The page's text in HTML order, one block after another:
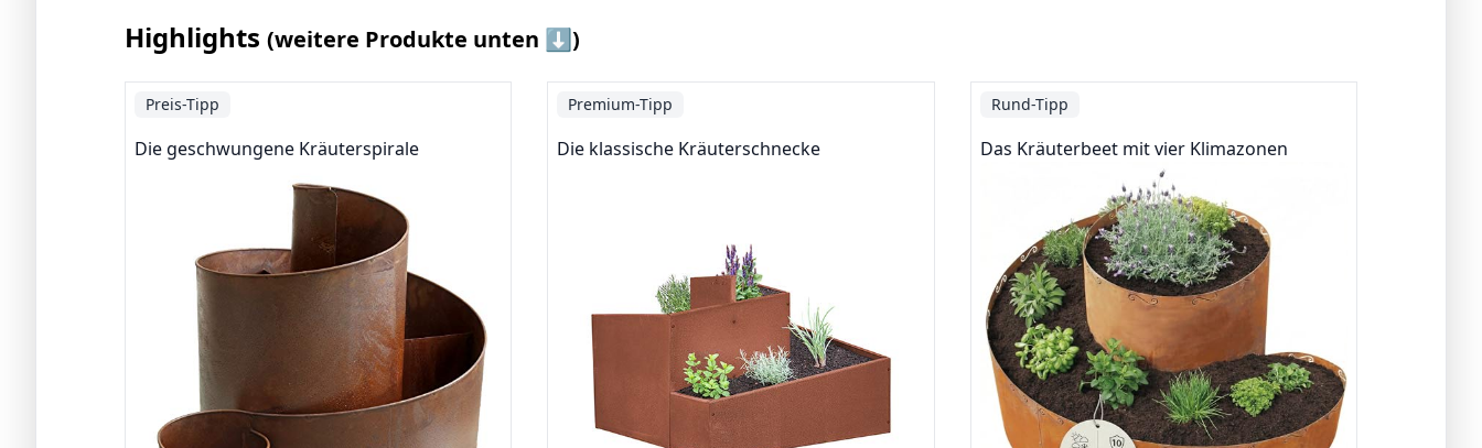
Highlights (weitere Produkte unten ⬇️)
Preis-Tipp
Die geschwungene Kräuterspirale
Premium-Tipp
Die klassische Kräuterschnecke
Rund-Tipp
Das Kräuterbeet mit vier Klimazonen